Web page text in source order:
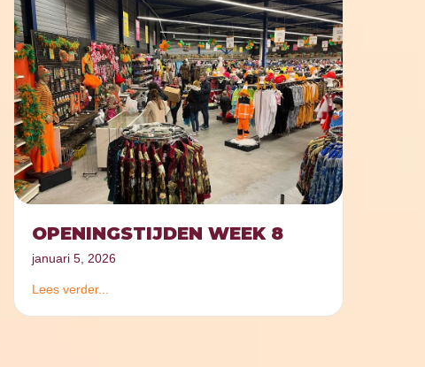
OPENINGSTIJDEN WEEK 8
januari 5, 2026
Lees verder...